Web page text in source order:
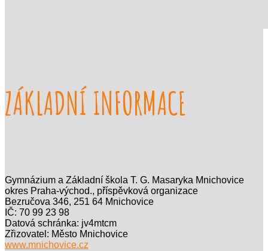
ZÁKLADNÍ INFORMACE
Gymnázium a Základní škola T. G. Masaryka Mnichovice
okres Praha-východ., příspěvková organizace
Bezručova 346, 251 64 Mnichovice
IČ: 70 99 23 98
Datová schránka: jv4mtcm
Zřizovatel: Město Mnichovice
www.mnichovice.cz